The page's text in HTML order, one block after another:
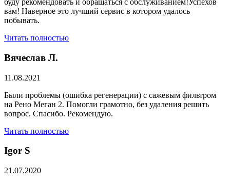
буду рекомендовать и обращаться с обслуживанием!Успехов
вам! Наверное это лучший сервис в котором удалось
побывать.
Читать полностью
Вячеслав Л.
11.08.2021
Были проблемы (ошибка регенерации) с сажевым фильтром
на Рено Меган 2. Помогли грамотно, без удаления решить
вопрос. Спасибо. Рекомендую.
Читать полностью
​Igor S
21.07.2020